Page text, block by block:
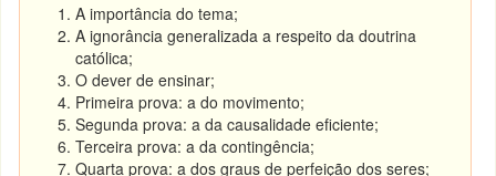
A importância do tema;
A ignorância generalizada a respeito da doutrina
católica;
O dever de ensinar;
Primeira prova: a do movimento;
Segunda prova: a da causalidade eficiente;
Terceira prova: a da contingência;
Quarta prova: a dos graus de perfeição dos seres;